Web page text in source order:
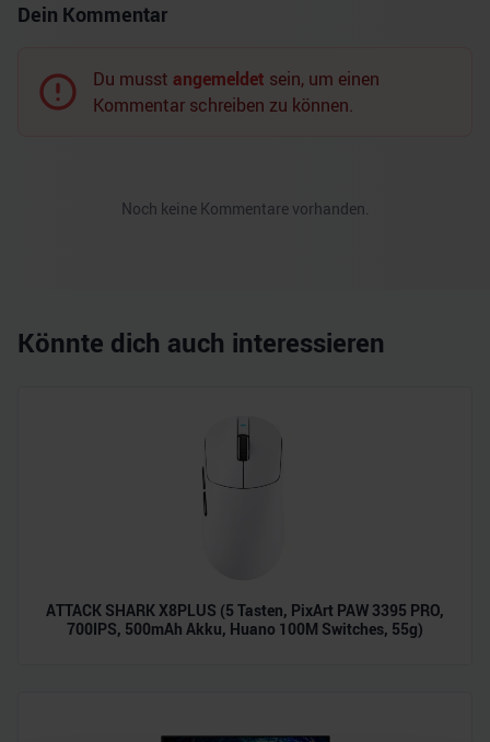
Dein Kommentar
Du musst angemeldet sein, um einen
Kommentar schreiben zu können.
Noch keine Kommentare vorhanden.
Könnte dich auch interessieren
ATTACK SHARK X8PLUS (5 Tasten, PixArt PAW 3395 PRO,
700IPS, 500mAh Akku, Huano 100M Switches, 55g)